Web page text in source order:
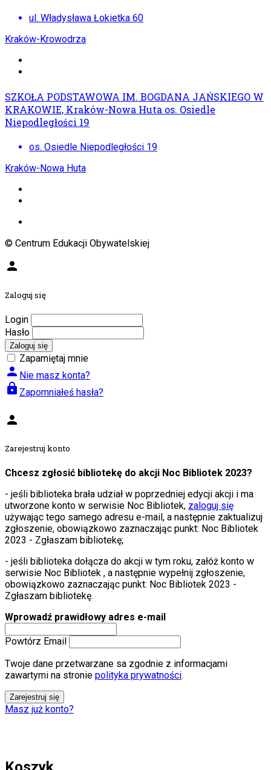
ul. Władysława Łokietka 60
Kraków-Krowodrza
SZKOŁA PODSTAWOWA IM. BOGDANA JAŃSKIEGO W
KRAKOWIE, Kraków-Nowa Huta os. Osiedle
Niepodległości 19
os. Osiedle Niepodległości 19
Kraków-Nowa Huta
© Centrum Edukacji Obywatelskiej
person
Zaloguj się
Login
Hasło
Zaloguj się
Zapamiętaj mnie
person Nie masz konta?
lock Zapomniałeś hasła?
person
Zarejestruj konto
Chcesz zgłosić bibliotekę do akcji Noc Bibliotek 2023?
- jeśli biblioteka brała udział w poprzedniej edycji akcji i ma
utworzone konto w serwisie Noc Bibliotek, zaloguj się
używając tego samego adresu e-mail, a następnie zaktualizuj
zgłoszenie, obowiązkowo zaznaczając punkt: Noc Bibliotek
2023 - Zgłaszam bibliotekę;
- jeśli biblioteka dołącza do akcji w tym roku, załóż konto w
serwisie Noc Bibliotek , a następnie wypełnij zgłoszenie,
obowiązkowo zaznaczając punkt: Noc Bibliotek 2023 -
Zgłaszam bibliotekę.
Wprowadź prawidłowy adres e-mail
Powtórz Email
Twoje dane przetwarzane sa zgodnie z informacjami
zawartymi na stronie polityka prywatności.
Zarejestruj się
Masz już konto?